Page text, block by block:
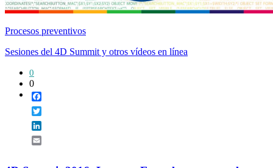
Procesos preventivos
Sesiones del 4D Summit y otros vídeos en línea
0
0